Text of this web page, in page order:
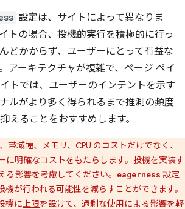
設定は、サイトによって異なりま
トの場合、投機的実行を積極的に行っ
どかからず、ユーザーにとって有益な
アーキテクチャが複雑で、ページ ペイ
トでは、ユーザーのインテントを示す
ルがより多く得られるまで推測の頻度
えることをおすすめします。
帯域幅、メモリ、CPU のコストだけでなく、
に明確なコストをもたらします。投機を実装す
る影響を考慮してください。
eagerness 設定
機が行われる可能性を減らすことができます。
機に上限を設けて、過剰な使用による影響を軽